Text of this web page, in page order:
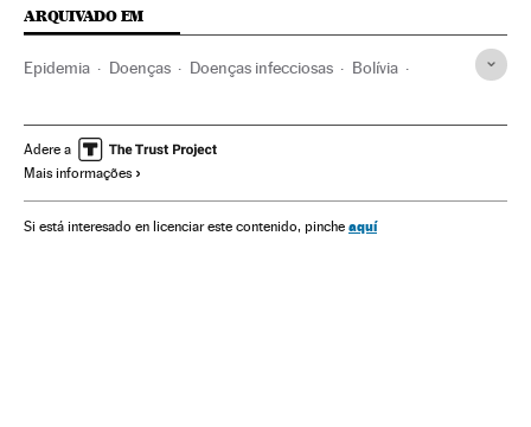
ARQUIVADO EM
Epidemia Doenças Doenças infecciosas Bolívia
Adere a
Mais informações
Si está interesado en licenciar este contenido, pinche aquí